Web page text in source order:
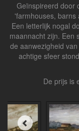
Geïnspireerd door
'farmhouses, barns
Een letterlijk nogal
maannacht zijn. Een
de aanwezigheid
achtige sfeer
De prijs is